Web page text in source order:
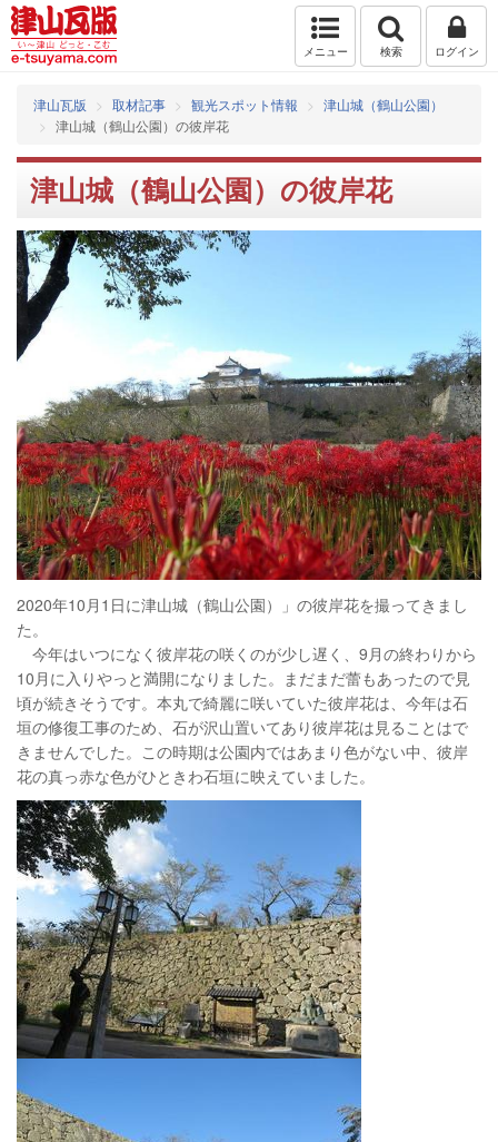
メニュー 検索 ログイン
津山瓦版 取材記事 観光スポット情報
津山城（鶴山公園）
津山城（鶴山公園）の彼岸花
津山城（鶴山公園）の彼岸花
2020年10月1日に津山城（鶴山公園）」の彼岸花を撮ってきまし
た。
今年はいつになく彼岸花の咲くのが少し遅く、9月の終わりから
10月に入りやっと満開になりました。まだまだ蕾もあったので見
頃が続きそうです。本丸で綺麗に咲いていた彼岸花は、今年は石
垣の修復工事のため、石が沢山置いてあり彼岸花は見ることはで
きませんでした。この時期は公園内ではあまり色がない中、彼岸
花の真っ赤な色がひときわ石垣に映えていました。